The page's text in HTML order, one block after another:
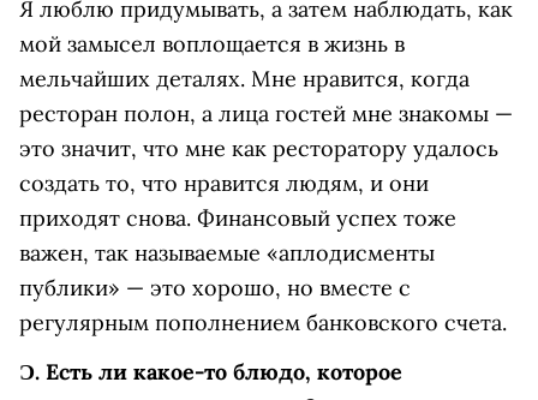
Я люблю придумывать, а затем наблюдать, как
мой замысел воплощается в жизнь в
мельчайших деталях. Мне нравится, когда
ресторан полон, а лица гостей мне знакомы —
это значит, что мне как ресторатору удалось
создать то, что нравится людям, и они
приходят снова. Финансовый успех тоже
важен, так называемые «аплодисменты
публики» — это хорошо, но вместе с
регулярным пополнением банковского счета.
Ɔ. Есть ли какое-то блюдо, которое